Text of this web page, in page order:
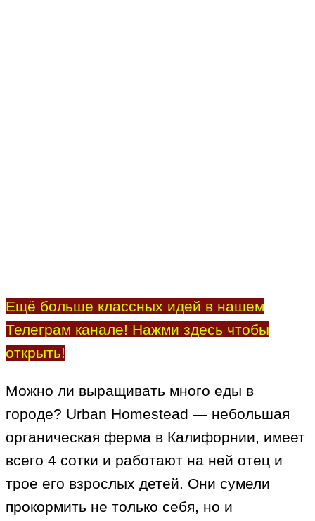
Ещё больше классных идей в нашем
Телеграм канале! Нажми здесь чтобы
открыть!
Можно ли выращивать много еды в
городе? Urban Homestead — небольшая
органическая ферма в Калифорнии, имеет
всего 4 сотки и работают на ней отец и
трое его взрослых детей. Они сумели
прокормить не только себя, но и